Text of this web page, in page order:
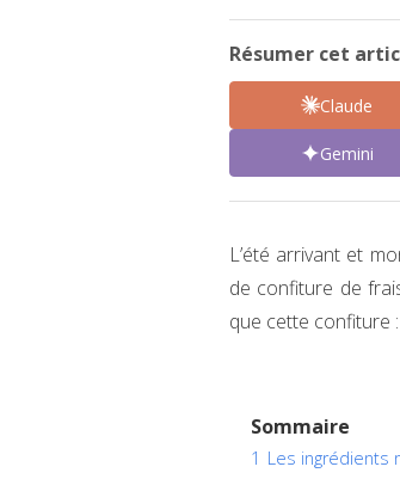
Résumer cet
Claude
Gemini
L’été arrivant et
de confiture de
que cette confiture
Sommaire
1 Les ingrédients